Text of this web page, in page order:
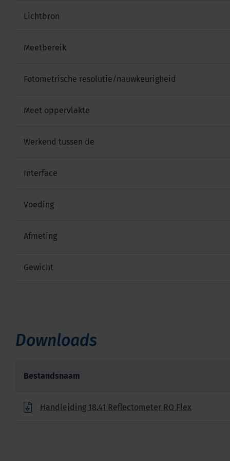
Lichtbron
Meetbereik
Fotometrische resolutie/nauwkeurigheid
Meet oppervlakte
Werkend tussen de
Interface
Voeding
Afmeting
Gewicht
Downloads
Bestandsnaam
Handleiding 18.41 Reflectometer RQ Flex